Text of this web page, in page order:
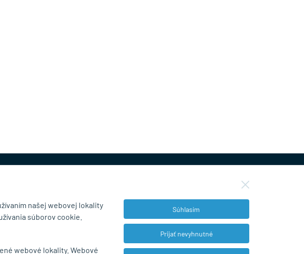
odber
NEWSLETTER
našej webovej lokality
súborov cookie.
webové lokality. Webové
Súhlasím
Prijať nevyhnutné